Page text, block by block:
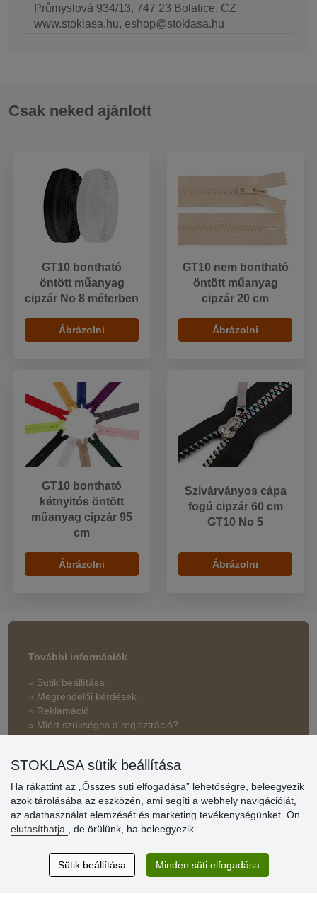
Průmyslová 934/13, 747 23 Bolatice, CZ
www.stoklasa.hu, eshop@stoklasa.hu
Csak neked ajánlott
GT10 bontható
öntött műanyag
cipzár No 8 méterben
Ábrázolni
GT10 nem bontható
öntött műanyag
cipzár 20 cm
Ábrázolni
GT10 bontható
kétnyitós öntött
műanyag cipzár 95
cm
Ábrázolni
Szivárványos cápa
fogú cipzár 60 cm
GT10 No 5
Ábrázolni
További információk
» Sütik beállítása
» Megrendelői kérdések
» Reklamáció
» Miért szükséges a regisztráció?
vásárlóinknak
» Súgó
Vásárlók
értékelése
STOKLASA sütik beállítása
Ha rákattint az „Összes süti elfogadása” lehetőségre, beleegyezik
azok tárolásába az eszközén, ami segíti a webhely navigációját,
az adathasználat elemzését és marketing tevékenységünket. Ön
elutasíthatja
, de örülünk, ha beleegyezik.
Sütik beállítása Minden süti elfogadása